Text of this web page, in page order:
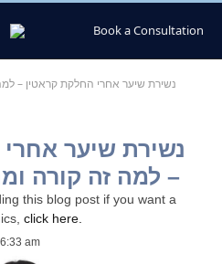
Book a Consultation
נשירת שיער אחרי החלקת קראטין –
נשירת שיער
– למה זה קורה
this blog post if you want a
click here.
6:33 am